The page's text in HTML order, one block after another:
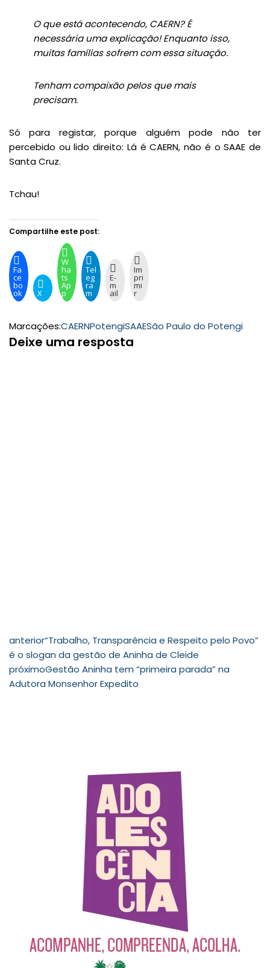
O que está acontecendo, CAERN? É
necessária uma explicação! Enquanto isso,
muitas famílias sofrem com essa situação.
Tenham compaixão pelos que mais
precisam.
Só para registar, porque alguém pode não ter
percebido ou lido direito: Lá é CAERN, não é o SAAE de
Santa Cruz.
Tchau!
Compartilhe este post:
Fa
ce
bo
ok X
W
ha
ts
Ap
p
Tel
eg
ra
m
E-
m
ail
Im
pri
mi
r
Marcações:CAERNPotengiSAAESão Paulo do Potengi
Deixe uma resposta
anterior“Trabalho, Transparência e Respeito pelo Povo”
é o slogan da gestão de Aninha de Cleide
próximoGestão Aninha tem “primeira parada” na
Adutora Monsenhor Expedito